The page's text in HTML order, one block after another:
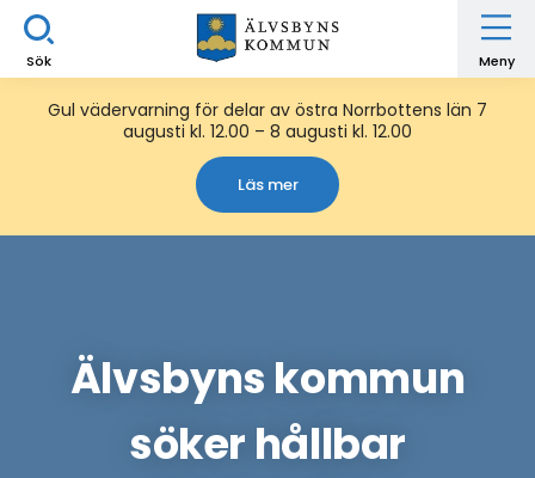
Sök Meny
Gul vädervarning för delar av östra Norrbottens län 7
augusti kl. 12.00 – 8 augusti kl. 12.00
Läs mer
Älvsbyns kommun
söker hållbar